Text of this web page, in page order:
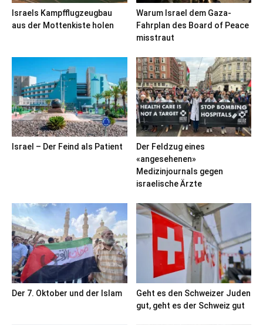
Israels Kampfflugzeugbau
aus der Mottenkiste holen
Warum Israel dem Gaza-
Fahrplan des Board of Peace
misstraut
Israel – Der Feind als Patient
Der Feldzug eines
«angesehenen»
Medizinjournals gegen
israelische Ärzte
Der 7. Oktober und der Islam
Geht es den Schweizer Juden
gut, geht es der Schweiz gut